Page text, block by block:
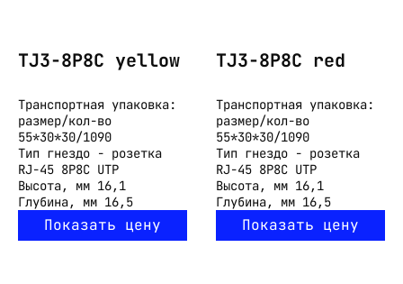
TJ3-8P8C yellow
Транспортная упаковка:
размер/кол-во
55*30*30/1090
Тип гнездо - розетка
RJ-45 8P8C UTP
Высота, мм 16,1
Глубина, мм 16,5
Показать цену
TJ3-8P8C red
Транспортная упаковка:
размер/кол-во
55*30*30/1090
Тип гнездо - розетка
RJ-45 8P8C UTP
Высота, мм 16,1
Глубина, мм 16,5
Показать цену